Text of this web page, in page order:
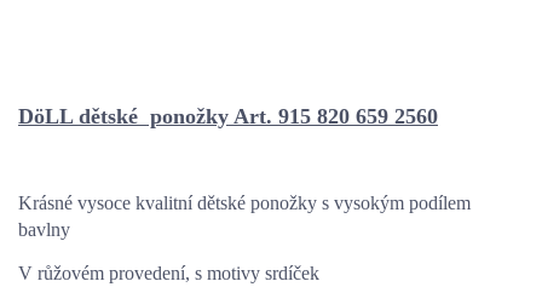
DöLL dětské ponožky Art. 915 820 659 2560
Krásné vysoce kvalitní dětské ponožky s vysokým podílem
bavlny
V růžovém provedení, s motivy srdíček